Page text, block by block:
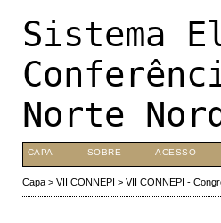
Sistema
Norte
CAPA SOBRE ACESSO
Capa> VII CONNEPI > VII CONNEPI -